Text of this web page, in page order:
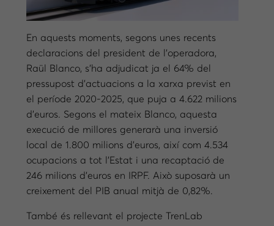
En aquests moments, segons unes recents
declaracions del president de l’operadora,
Raül Blanco, s’ha adjudicat ja el 64% del
pressupost d’actuacions a la xarxa previst en
el període 2020-2025, que puja a 4.622 milions
d’euros. Segons el mateix Blanco, aquesta
execució de millores generarà una inversió
local de 1.800 milions d’euros, així com 4.534
ocupacions a tot l’Estat i una recaptació de
246 milions d’euros en IRPF. Això suposarà un
creixement del PIB anual mitjà de 0,82%.
També és rellevant el projecte TrenLab